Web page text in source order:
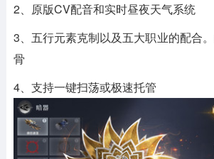
2、原版CV配音和实时昼夜天气系统
3、五行元素克制以及五大职业的配合
骨
4、支持一键扫荡或极速托管